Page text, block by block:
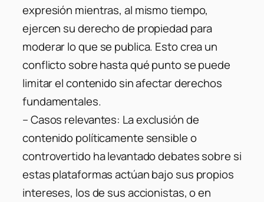
expresión mientras, al mismo tiempo,
ejercen su derecho de propiedad para
moderar lo que se publica. Esto crea un
conflicto sobre hasta qué punto se puede
limitar el contenido sin afectar derechos
fundamentales.
– Casos relevantes: La exclusión de
contenido políticamente sensible o
controvertido ha levantado debates sobre si
estas plataformas actúan bajo sus propios
intereses, los de sus accionistas, o en